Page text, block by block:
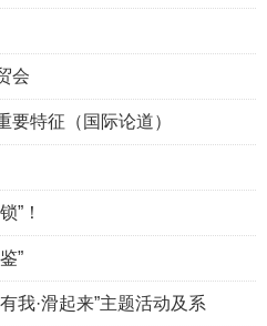
会
要特征（国际论道）
”！
”
我·滑起来”主题活动及系